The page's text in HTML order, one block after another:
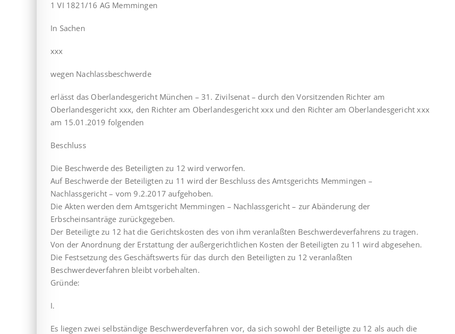
1 VI 1821/16 AG Memmingen
In Sachen
xxx
wegen Nachlassbeschwerde
erlässt das Oberlandesgericht München – 31. Zivilsenat – durch den Vorsitzenden Richter am
Oberlandesgericht xxx, den Richter am Oberlandesgericht xxx und den Richter am Oberlandesgericht xxx
am 15.01.2019 folgenden
Beschluss
Die Beschwerde des Beteiligten zu 12 wird verworfen.
Auf Beschwerde der Beteiligten zu 11 wird der Beschluss des Amtsgerichts Memmingen –
Nachlassgericht – vom 9.2.2017 aufgehoben.
Die Akten werden dem Amtsgericht Memmingen – Nachlassgericht – zur Abänderung der
Erbscheinsanträge zurückgegeben.
Der Beteiligte zu 12 hat die Gerichtskosten des von ihm veranlaßten Beschwerdeverfahrens zu tragen.
Von der Anordnung der Erstattung der außergerichtlichen Kosten der Beteiligten zu 11 wird abgesehen.
Die Festsetzung des Geschäftswerts für das durch den Beteiligten zu 12 veranlaßten
Beschwerdeverfahren bleibt vorbehalten.
Gründe:
I.
Es liegen zwei selbständige Beschwerdeverfahren vor, da sich sowohl der Beteiligte zu 12 als auch die